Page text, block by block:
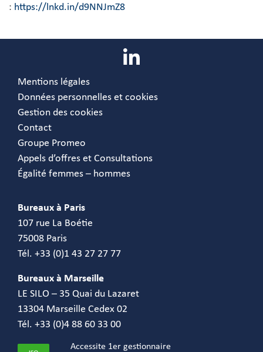
: https://lnkd.in/d9NNJmZ8
Mentions légales
Données personnelles et cookies
Gestion des cookies
Contact
Groupe Promeo
Appels d’offres et Consultations
Égalité femmes – hommes
Bureaux à Paris
107 rue La Boétie
75008 Paris
Tél. +33 (0)1 43 27 27 77
Bureaux à Marseille
LE SILO – 35 Quai du Lazaret
13304 Marseille Cedex 02
Tél. +33 (0)4 88 60 33 00
Accessite 1er gestionnaire